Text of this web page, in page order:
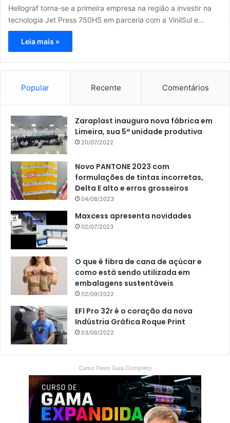
Hellograf torna-se a primeira empresa na região a investir na
tecnologia Jet Press 750HS em parceria com a VinilSul e…
Leia mais »
Popular Recente Comentários
Zaraplast inaugura nova fábrica em
Limeira, sua 5ª unidade produtiva
20/07/2022
Novo PANTONE 2023 com
formulações de tintas incorretas,
Delta E alto e erros grosseiros
04/08/2023
Maxcess apresenta novidades
02/07/2023
O que é fibra de cana de açúcar e
como está sendo utilizada em
embalagens sustentáveis
02/09/2022
EFI Pro 32r é o coração da nova
Indústria Gráfica Roque Print
03/06/2022
Curso Flexo Guia Completo